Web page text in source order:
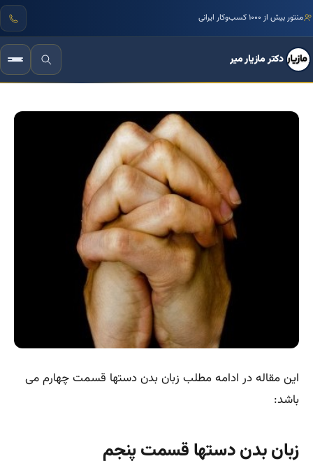
مرجع تخصصی زبان بدن و فنون مذاکره ایران
دکتر مازیار میر
این مقاله در ادامه مطلب زبان بدن دستها قسمت چهارم می
باشد:
زبان بدن دستها قسمت پنجم